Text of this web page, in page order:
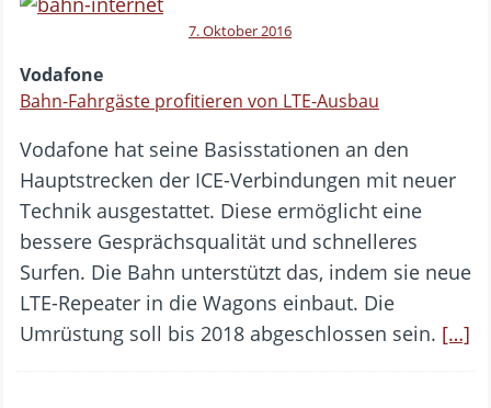
7. Oktober 2016
Vodafone
Bahn-Fahrgäste profitieren von LTE-Ausbau
Vodafone hat seine Basisstationen an den
Hauptstrecken der ICE-Verbindungen mit neuer
Technik ausgestattet. Diese ermöglicht eine
bessere Gesprächsqualität und schnelleres
Surfen. Die Bahn unterstützt das, indem sie neue
LTE-Repeater in die Wagons einbaut. Die
Umrüstung soll bis 2018 abgeschlossen sein. […]